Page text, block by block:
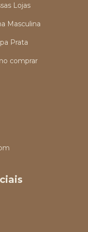
Lojas
Masculina
Prata
comprar